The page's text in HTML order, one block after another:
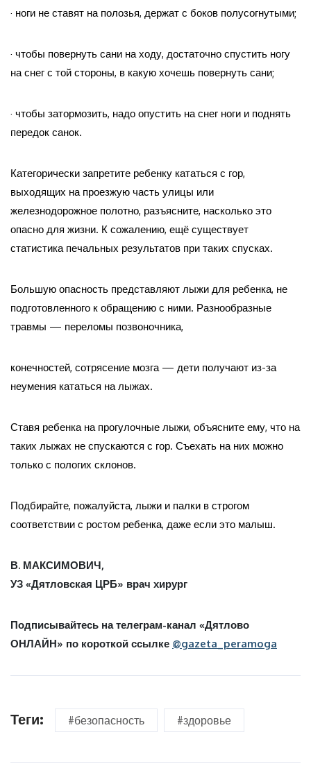
· ноги не ставят на полозья, держат с боков полусогнутыми;
· чтобы повернуть сани на ходу, достаточно спустить ногу
на снег с той стороны, в какую хочешь повернуть сани;
· чтобы затормозить, надо опустить на снег ноги и поднять
передок санок.
Категорически запретите ребенку кататься с гор,
выходящих на проезжую часть улицы или
железнодорожное полотно, разъясните, насколько это
опасно для жизни. К сожалению, ещё существует
статистика печальных результатов при таких спусках.
Большую опасность представляют лыжи для ребенка, не
подготовленного к обращению с ними. Разнообразные
травмы — переломы позвоночника,
конечностей, сотрясение мозга — дети получают из-за
неумения кататься на лыжах.
Ставя ребенка на прогулочные лыжи, объясните ему, что на
таких лыжах не спускаются с гор. Съехать на них можно
только с пологих склонов.
Подбирайте, пожалуйста, лыжи и палки в строгом
соответствии с ростом ребенка, даже если это малыш.
В. МАКСИМОВИЧ,
УЗ «Дятловская ЦРБ» врач хирург
Подписывайтесь на телеграм-канал «Дятлово
ОНЛАЙН» по короткой ссылке @gazeta_peramoga
Теги: #безопасность #здоровье